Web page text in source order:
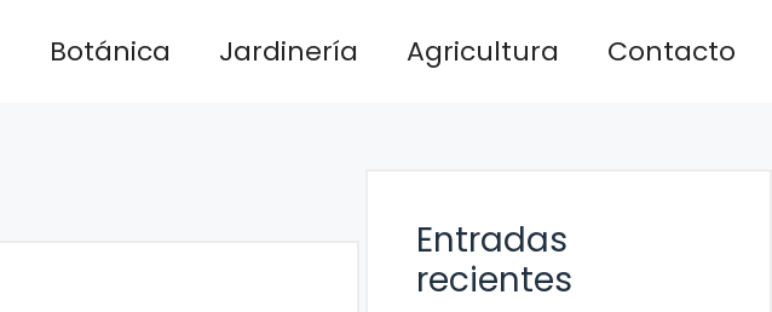
Botánica Jardinería Agricultura Contacto
Entradas
recientes